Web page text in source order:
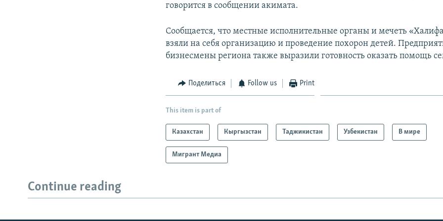
говорится в сообщении акимата.
Сообщается, что местные исполнительные органы и мечеть
взяли на себя организацию и проведение похорон детей.
бизнесмены региона также выразили готовность оказать помощь
Поделиться Follow us Print
This item is part of
Казахстан Кыргызстан Таджикистан Узбекистан В мире
Мигрант Медиа
Continue reading